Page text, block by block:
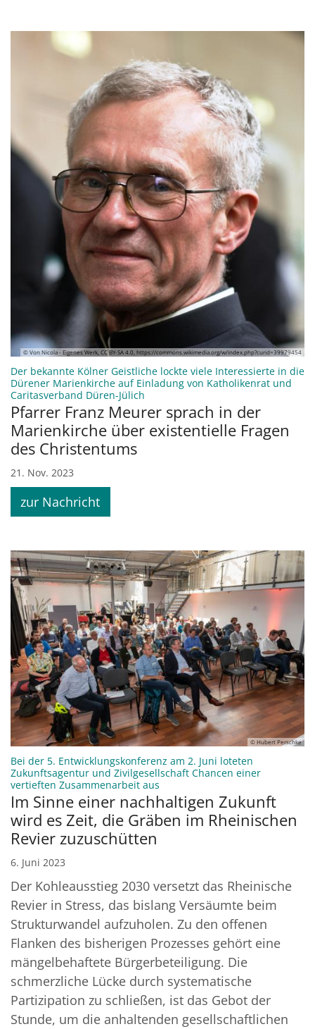
© Von Nicola - Eigenes Werk, CC BY-SA 4.0, https://commons.wikimedia.org/w/index.php?curid=39979454
Der bekannte Kölner Geistliche lockte viele Interessierte in die
Dürener Marienkirche auf Einladung von Katholikenrat und
Caritasverband Düren-Jülich
Pfarrer Franz Meurer sprach in der
Marienkirche über existentielle Fragen
des Christentums
21. Nov. 2023
zur Nachricht
© Hubert Perschke
Bei der 5. Entwicklungskonferenz am 2. Juni loteten
Zukunftsagentur und Zivilgesellschaft Chancen einer
vertieften Zusammenarbeit aus
Im Sinne einer nachhaltigen Zukunft
wird es Zeit, die Gräben im Rheinischen
Revier zuzuschütten
6. Juni 2023
Der Kohleausstieg 2030 versetzt das Rheinische
Revier in Stress, das bislang Versäumte beim
Strukturwandel aufzuholen. Zu den offenen
Flanken des bisherigen Prozesses gehört eine
mängelbehaftete Bürgerbeteiligung. Die
schmerzliche Lücke durch systematische
Partizipation zu schließen, ist das Gebot der
Stunde, um die anhaltenden gesellschaftlichen